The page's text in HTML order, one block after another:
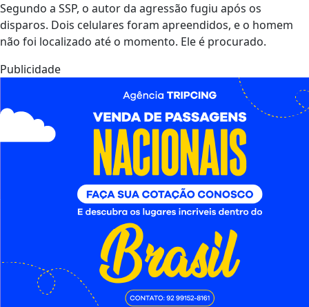
Segundo a SSP, o autor da agressão fugiu após os
disparos. Dois celulares foram apreendidos, e o homem
não foi localizado até o momento. Ele é procurado.
Publicidade